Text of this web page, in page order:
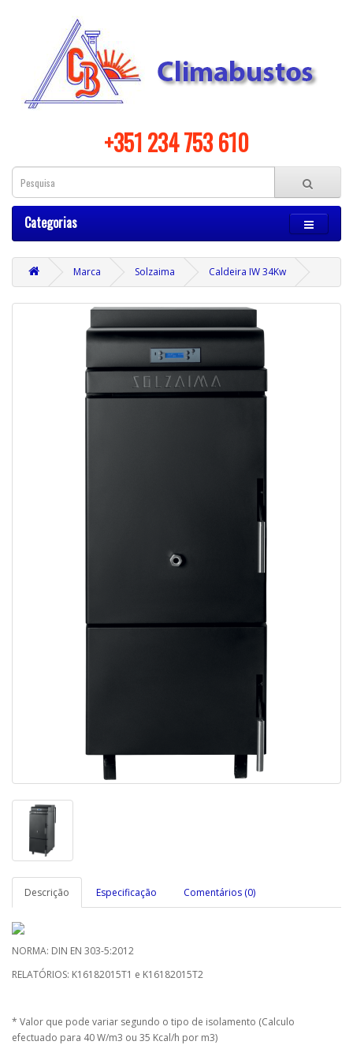
+351 234 753 610
Categorias
Marca Solzaima Caldeira IW 34Kw
Descrição Especificação Comentários (0)
NORMA: DIN EN 303-5:2012
RELATÓRIOS: K16182015T1 e K16182015T2
* Valor que pode variar segundo o tipo de isolamento (Calculo
efectuado para 40 W/m3 ou 35 Kcal/h por m3)